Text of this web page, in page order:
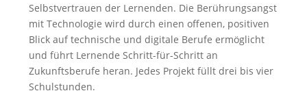
Selbstvertrauen der Lernenden. Die Berührungsangst
mit Technologie wird durch einen offenen, positiven
Blick auf technische und digitale Berufe ermöglicht
und führt Lernende Schritt-für-Schritt an
Zukunftsberufe heran. Jedes Projekt füllt drei bis vier
Schulstunden.